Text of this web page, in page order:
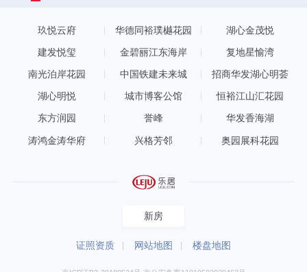
玖悦云府 华德同裕璞樾花园 湖心金茂悦
建发悦玺 金碧丽江东海岸 复地星愉湾
南光泊岸花园 中国铁建未来城 招商华发湖心明荟
湖心明悦 城市博客公馆 恒裕江山汇花园
东方润园 誉峰 华发香海湖
涛鸿金涛华府 兴格芳邻 奥园展科花园
新房
证照资质 网站地图 楼盘地图